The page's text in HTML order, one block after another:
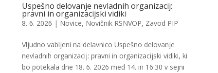
Uspešno delovanje nevladnih organizacij:
pravni in organizacijski vidiki
8. 6. 2026 | Novice, Novičnik RSNVOP, Zavod PIP
Vljudno vabljeni na delavnico Uspešno delovanje
nevladnih organizacij: pravni in organizacijski vidiki, ki
bo potekala dne 18. 6. 2026 med 14. in 16:30 v sejni